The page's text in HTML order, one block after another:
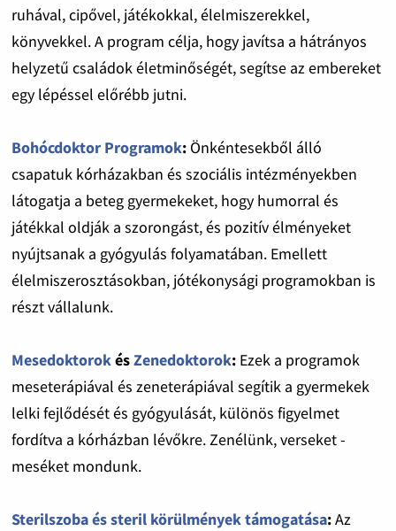
ruhával, cipővel, játékokkal, élelmiszerekkel,
könyvekkel. A program célja, hogy javítsa a hátrányos
helyzetű családok életminőségét, segítse az embereket
egy lépéssel előrébb jutni.
Bohócdoktor Programok:Önkéntesekből álló
csapatuk kórházakban és szociális intézményekben
látogatja a beteg gyermekeket, hogy humorral és
játékkal oldják a szorongást, és pozitív élményeket
nyújtsanak a gyógyulás folyamatában. Emellett
élelmiszerosztásokban, jótékonysági programokban is
részt vállalunk.
MesedoktorokésZenedoktorok:Ezek a programok
meseterápiával és zeneterápiával segítik a gyermekek
lelki fejlődését és gyógyulását, különös figyelmet
fordítva a kórházban lévőkre. Zenélünk, verseket -
meséket mondunk.
Sterilszoba és steril körülmények támogatása:Az